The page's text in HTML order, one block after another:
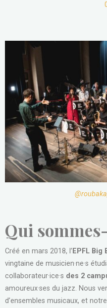
Qui
Créé en mars 2018, l’ EPFL Big
vingtaine de musicien·ne·s
collaborateur·ice·s des 2
amoureux·ses du jazz. Nous
d’ensembles musicaux, et